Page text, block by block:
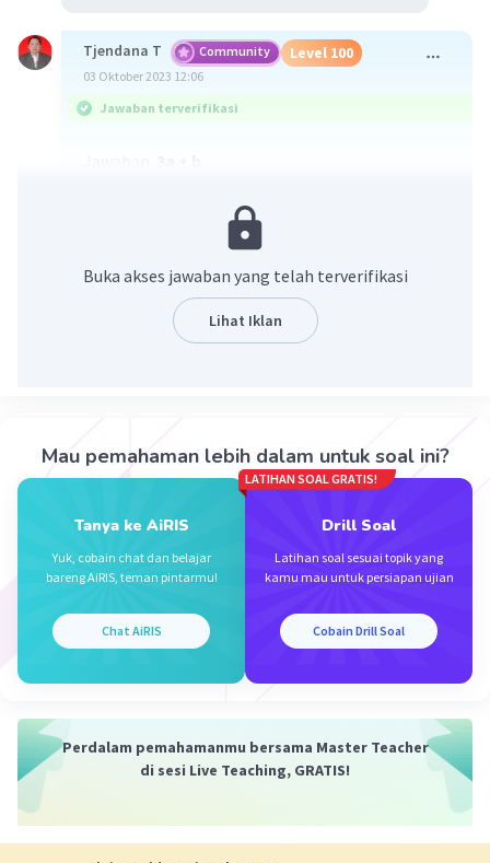
Tjendana T Community Level 100
03 Oktober 2023 12:06
Jawaban terverifikasi
= log 2 + 3 log 3
= b + 3a
0.0(0) Balas
Buka akses jawaban yang telah terverifikasi
Lihat Iklan
Mau pemahaman lebih dalam untuk soal ini?
Tanya ke AiRIS
Yuk, cobain chat dan belajar
bareng AiRIS, teman pintarmu!
Chat AiRIS
LATIHAN SOAL GRATIS!
Drill Soal
Latihan soal sesuai topik yang
kamu mau untuk persiapan ujian
Cobain Drill Soal
Perdalam pemahamanmu bersama Master Teacher
di sesi Live Teaching, GRATIS!